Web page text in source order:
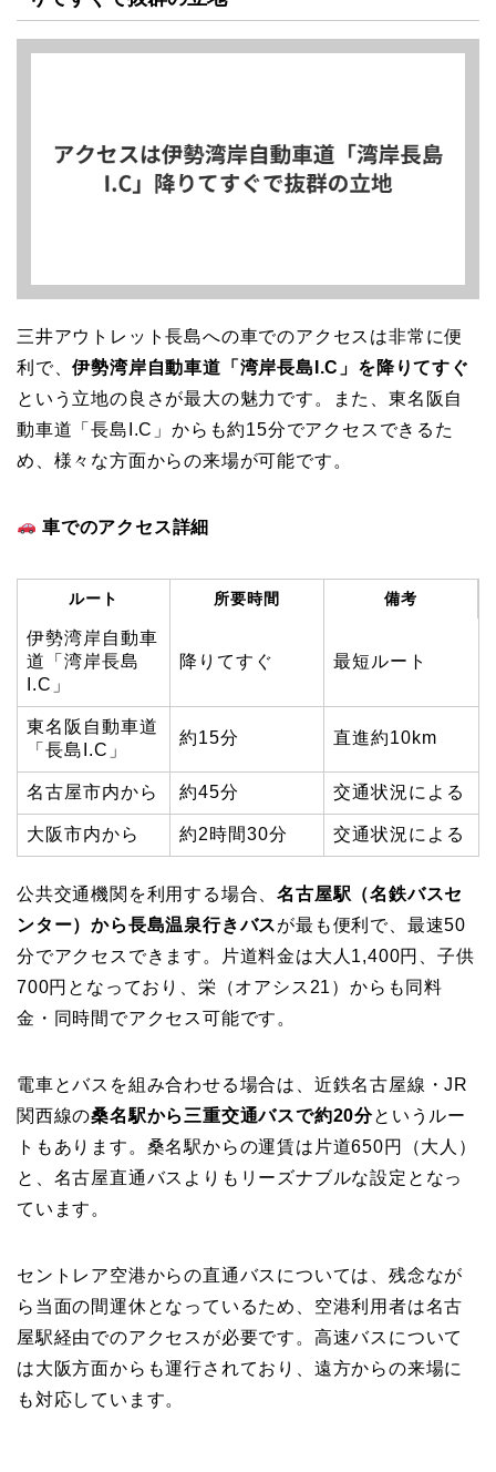
三井アウトレット長島への車でのアクセスは非常に便
利で、伊勢湾岸自動車道「湾岸長島I.C」を降りてすぐ
という立地の良さが最大の魅力です。また、東名阪自
動車道「長島I.C」からも約15分でアクセスできるた
め、様々な方面からの来場が可能です。
車でのアクセス詳細
ルート 所要時間 備考
伊勢湾岸自動車
道「湾岸長島
I.C」
降りてすぐ 最短ルート
東名阪自動車道
「長島I.C」
約15分 直進約10km
名古屋市内から 約45分 交通状況による
大阪市内から 約2時間30分 交通状況による
公共交通機関を利用する場合、名古屋駅（名鉄バスセ
ンター）から長島温泉行きバスが最も便利で、最速50
分でアクセスできます。片道料金は大人1,400円、子供
700円となっており、栄（オアシス21）からも同料
金・同時間でアクセス可能です。
電車とバスを組み合わせる場合は、近鉄名古屋線・JR
関西線の桑名駅から三重交通バスで約20分というルー
トもあります。桑名駅からの運賃は片道650円（大人）
と、名古屋直通バスよりもリーズナブルな設定となっ
ています。
セントレア空港からの直通バスについては、残念なが
ら当面の間運休となっているため、空港利用者は名古
屋駅経由でのアクセスが必要です。高速バスについて
は大阪方面からも運行されており、遠方からの来場に
も対応しています。